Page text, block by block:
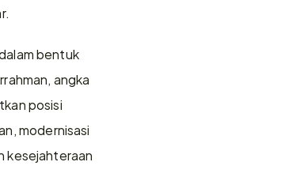
bentuk
angka
posisi
modernisasi
kesejahteraan